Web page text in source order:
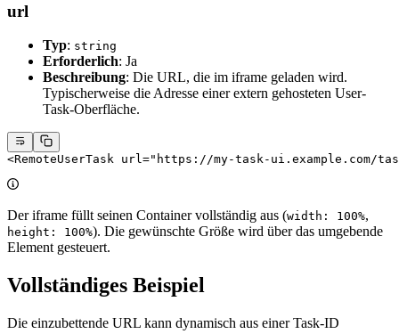
url
Typ: string
Erforderlich: Ja
Beschreibung: Die URL, die im iframe geladen wird.
Typischerweise die Adresse einer extern gehosteten User-
Task-Oberfläche.
<RemoteUserTask url ="https://my-task-ui.example.com/
Der iframe füllt seinen Container vollständig aus (width: 100%,
height: 100%). Die gewünschte Größe wird über das umgebende
Element gesteuert.
Vollständiges Beispiel
Die einzubettende URL kann dynamisch aus einer Task-ID